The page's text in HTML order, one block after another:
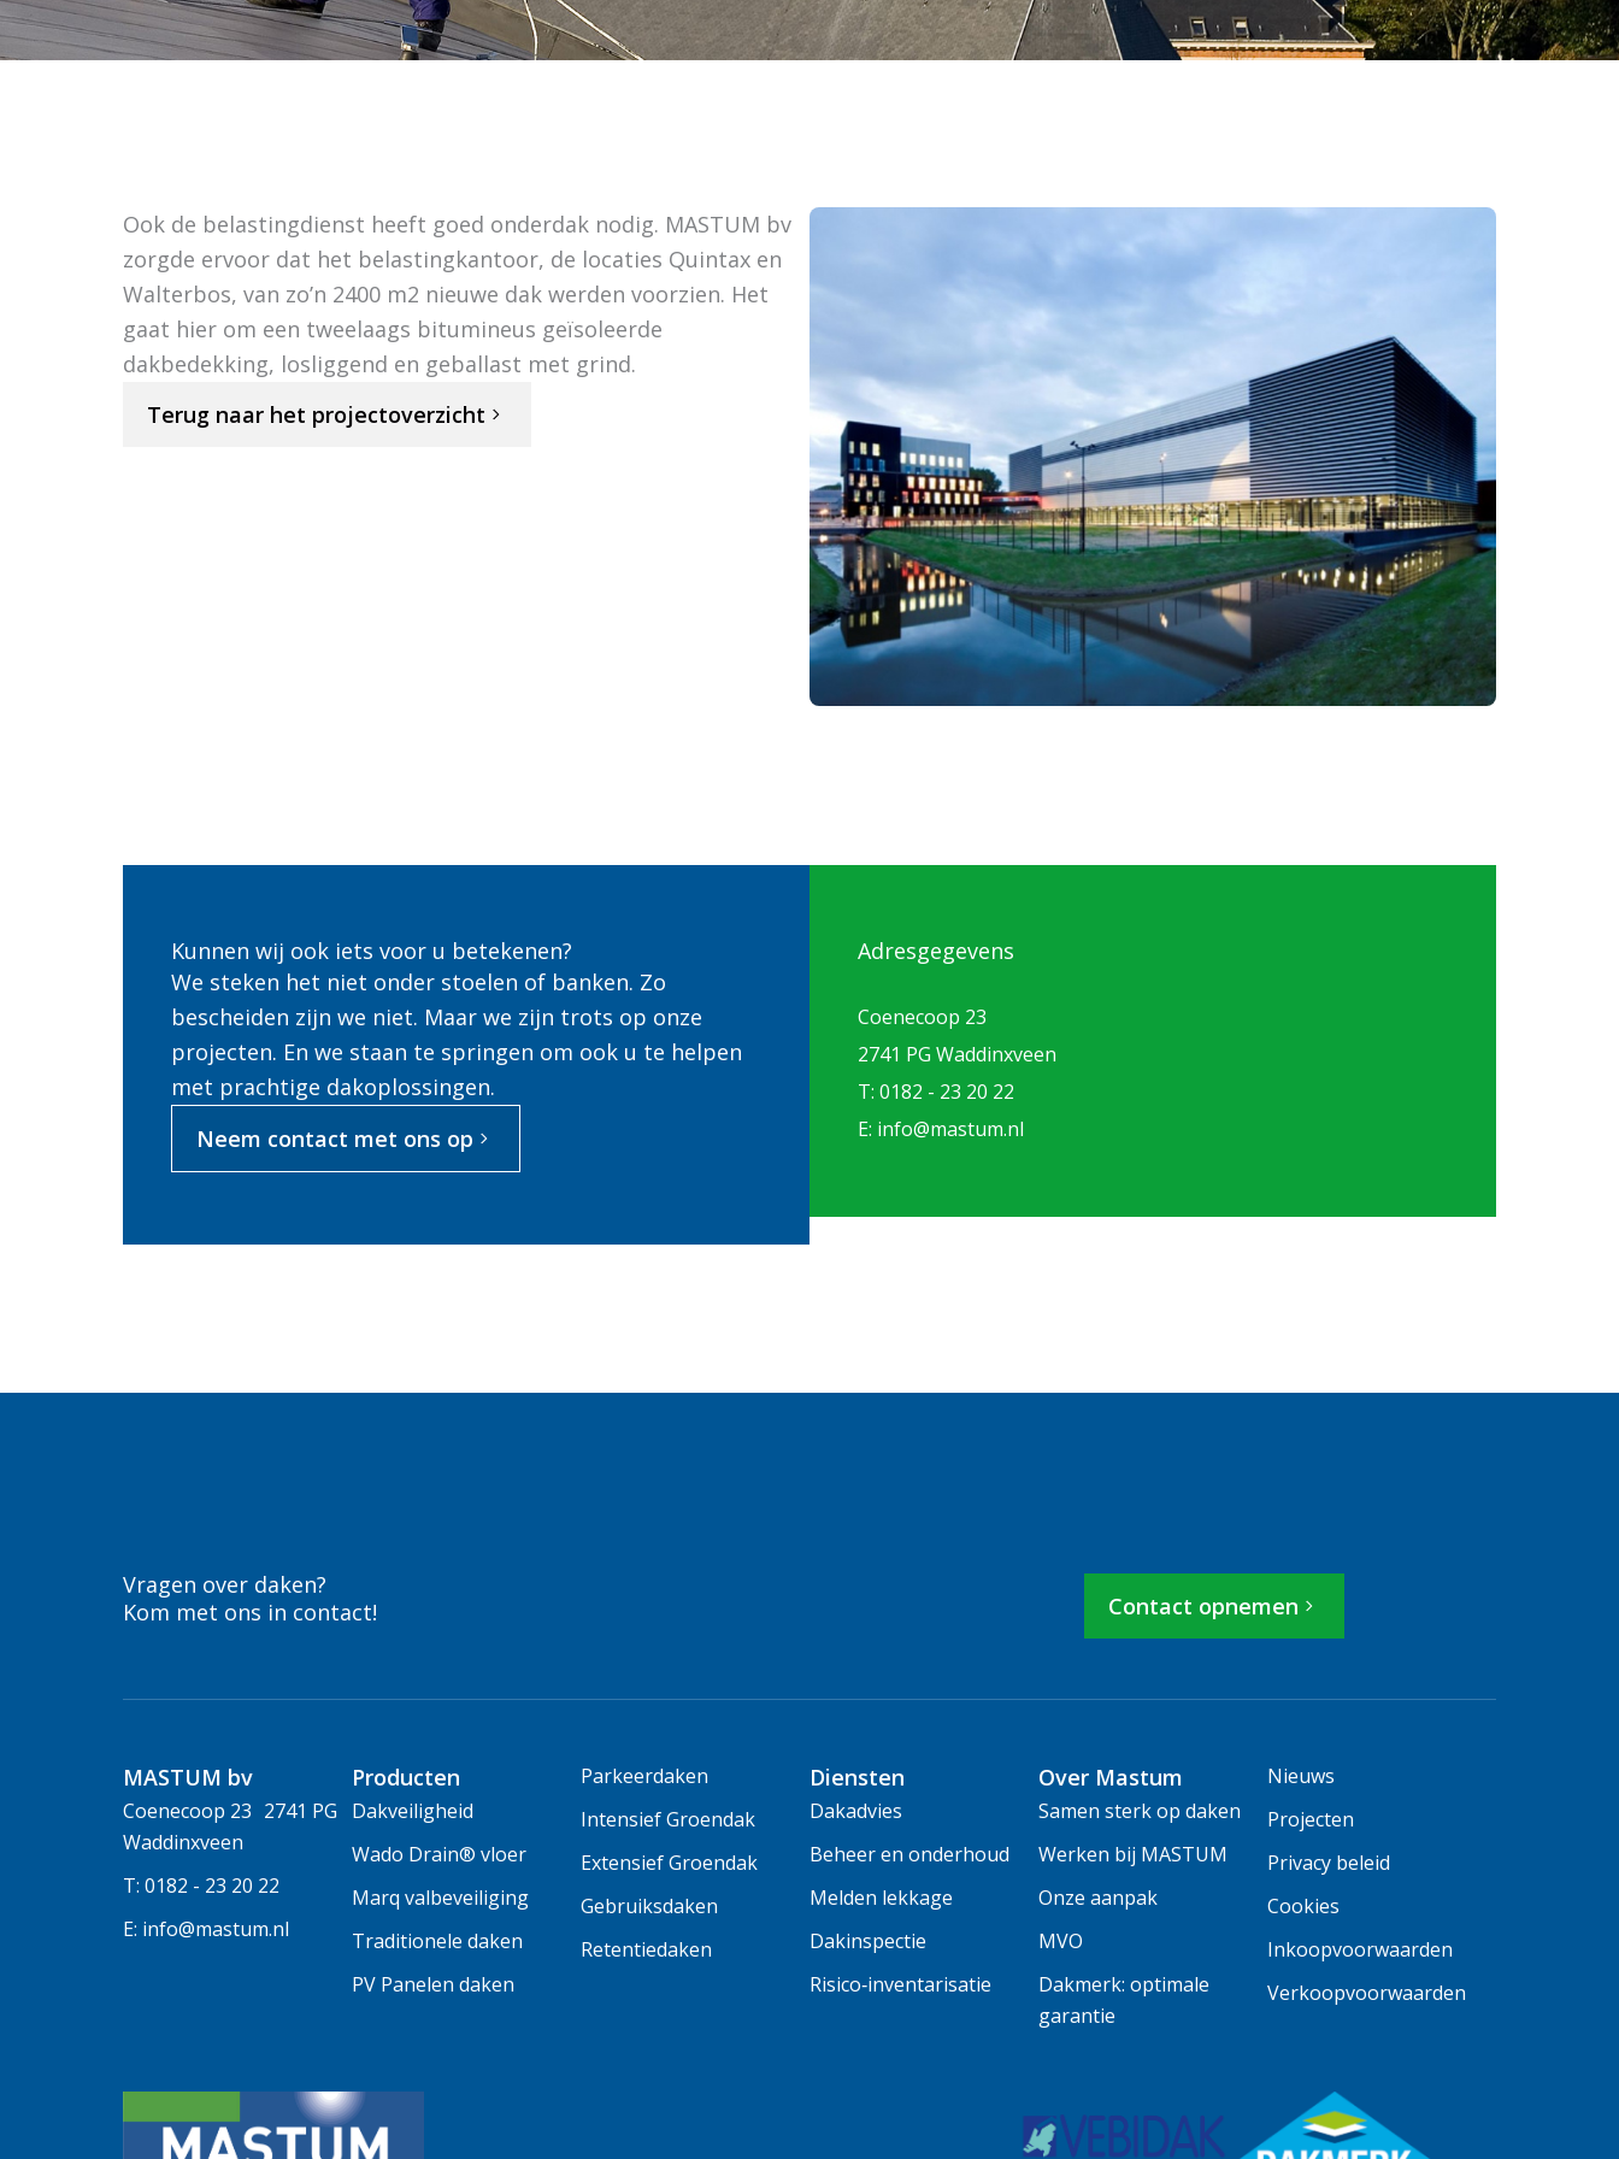
Ook de belastingdienst heeft goed onderdak nodig. MASTUM bv
zorgde ervoor dat het belastingkantoor, de locaties Quintax en
Walterbos, van zo’n 2400 m2 nieuwe dak werden voorzien. Het
gaat hier om een tweelaags bitumineus geïsoleerde
dakbedekking, losliggend en geballast met grind.
Terug naar het projectoverzicht
Kunnen wij ook iets voor u betekenen?
We steken het niet onder stoelen of banken. Zo
bescheiden zijn we niet. Maar we zijn trots op onze
projecten. En we staan te springen om ook u te helpen
met prachtige dakoplossingen.
Neem contact met ons op
Adresgegevens
Coenecoop 23
2741 PG Waddinxveen
T: 0182 - 23 20 22
E: info@mastum.nl
Vragen over daken?
Kom met ons in contact!
Contact opnemen
MASTUM bv
Coenecoop 23 2741 PG
Waddinxveen
T: 0182 - 23 20 22
E: info@mastum.nl
Producten
Dakveiligheid
Wado Drain® vloer
Marq valbeveiliging
Traditionele daken
PV Panelen daken
Parkeerdaken
Intensief Groendak
Extensief Groendak
Gebruiksdaken
Retentiedaken
Diensten
Dakadvies
Beheer en onderhoud
Melden lekkage
Dakinspectie
Risico‑inventarisatie
Over Mastum
Samen sterk op daken
Werken bij MASTUM
Onze aanpak
MVO
Dakmerk: optimale
garantie
Nieuws
Projecten
Privacy beleid
Cookies
Inkoopvoorwaarden
Verkoopvoorwaarden